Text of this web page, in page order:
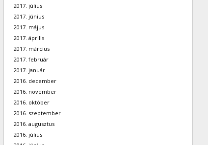
2017. július
2017. június
2017. május
2017. április
2017. március
2017. február
2017. január
2016. december
2016. november
2016. október
2016. szeptember
2016. augusztus
2016. július